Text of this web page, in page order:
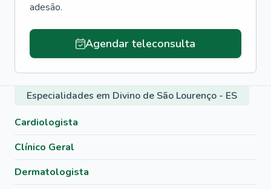
adesão.
Agendar teleconsulta
Especialidades em Divino de São Lourenço - ES
Cardiologista
Clínico Geral
Dermatologista